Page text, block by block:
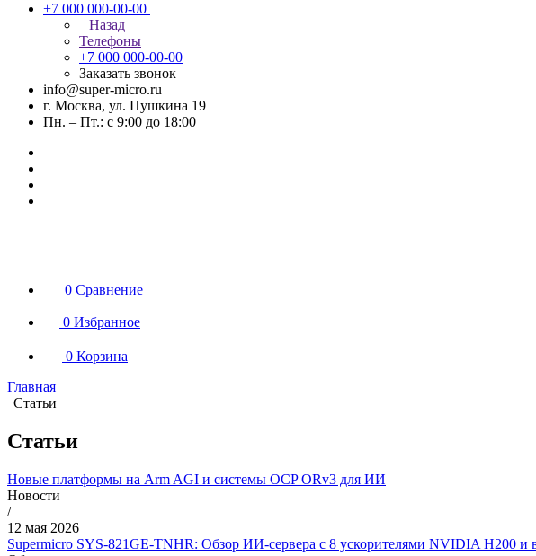
+7 000 000-00-00
Назад
Телефоны
+7 000 000-00-00
Заказать звонок
info@super-micro.ru
г. Москва, ул. Пушкина 19
Пн. – Пт.: с 9:00 до 18:00
0 Сравнение
0 Избранное
0 Корзина
Главная
Статьи
Статьи
Новые платформы на Arm AGI и системы OCP ORv3 для ИИ
Новости
/
12 мая 2026
Supermicro SYS-821GE-TNHR: Обзор ИИ-сервера с 8 ускорителями NVIDIA H200